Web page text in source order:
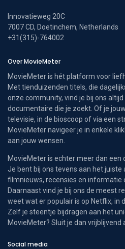
Innovatieweg 20C
7007 CD, Doetinchem, Netherlands
+31(315)-764002
Over MovieMeter
MovieMeter is hét platform voor
Met tienduizenden titels, die
onze community, vind je bij ons
documentaire die je zoekt. Of je
televisie, in de bioscoop of via een
MovieMeter navigeer je in enkele
aan jouw wensen.
MovieMeter is echter meer dan een
Je bent bij ons tevens aan het juiste
filmnieuws, recensies en informatie
Daarnaast vind je bij ons de meest
weet wat er populair is op Netflix, in
Zelf je steentje bijdragen aan het
MovieMeter? Sluit je dan vrijblijvend
Social media